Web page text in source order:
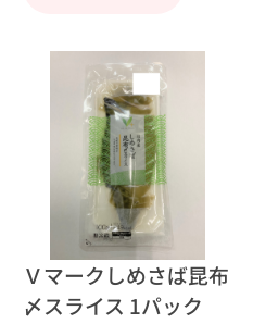
Ｖマークしめさば昆布
〆スライス 1パック